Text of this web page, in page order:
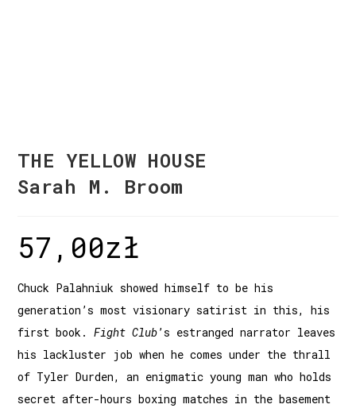
THE YELLOW HOUSE
Sarah M. Broom
57,00zł
Chuck Palahniuk showed himself to be his
generation’s most visionary satirist in this, his
first book.Fight Club’s estranged narrator leaves
his lackluster job when he comes under the thrall
of Tyler Durden, an enigmatic young man who holds
secret after-hours boxing matches in the basement